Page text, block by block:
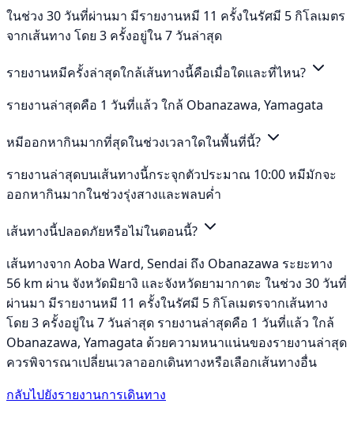
ในช่วง 30 วันที่ผ่านมา มีรายงานหมี 11 ครั้งในรัศมี 5 กิโลเมตร
จากเส้นทาง โดย 3 ครั้งอยู่ใน 7 วันล่าสุด
รายงานหมีครั้งล่าสุดใกล้เส้นทางนี้คือเมื่อใดและที่ไหน?
รายงานล่าสุดคือ 1 วันที่แล้ว ใกล้ Obanazawa, Yamagata
หมีออกหากินมากที่สุดในช่วงเวลาใดในพื้นที่นี้?
รายงานล่าสุดบนเส้นทางนี้กระจุกตัวประมาณ 10:00 หมีมักจะ
ออกหากินมากในช่วงรุ่งสางและพลบค่ำ
เส้นทางนี้ปลอดภัยหรือไม่ในตอนนี้?
เส้นทางจาก Aoba Ward, Sendai ถึง Obanazawa ระยะทาง
56 km ผ่าน จังหวัดมิยางิ และจังหวัดยามากาตะ ในช่วง 30 วันที่
ผ่านมา มีรายงานหมี 11 ครั้งในรัศมี 5 กิโลเมตรจากเส้นทาง
โดย 3 ครั้งอยู่ใน 7 วันล่าสุด รายงานล่าสุดคือ 1 วันที่แล้ว ใกล้
Obanazawa, Yamagata ด้วยความหนาแน่นของรายงานล่าสุด
ควรพิจารณาเปลี่ยนเวลาออกเดินทางหรือเลือกเส้นทางอื่น
กลับไปยังรายงานการเดินทาง